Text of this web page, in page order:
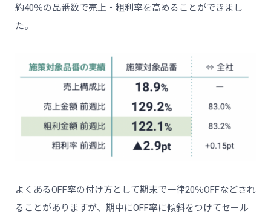
約40％の品番数で売上・粗利率を高めることができまし
た。
よくあるOFF率の付け方として期末で一律20％OFFなどされ
ることがありますが、期中にOFF率に傾斜をつけてセール